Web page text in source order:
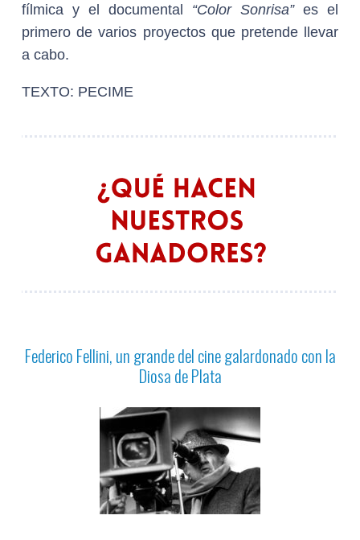
fílmica y el documental “Color Sonrisa”es el
primero de varios proyectos que pretende llevar
a cabo.
TEXTO: PECIME
Federico Fellini, un grande del cine galardonado con la
Diosa de Plata